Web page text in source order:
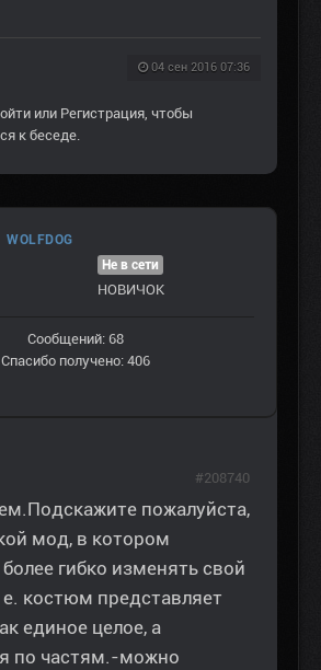
04 сен 2016 07:36
или Регистрация, чтобы
к беседе.
WOLFDOG
Не в сети
НОВИЧОК
Сообщений: 68
Спасибо получено: 406
пожалуйста,
мод, в котором
гибко изменять свой
костюм представляет
единое целое, а
по частям.-можно
#208740